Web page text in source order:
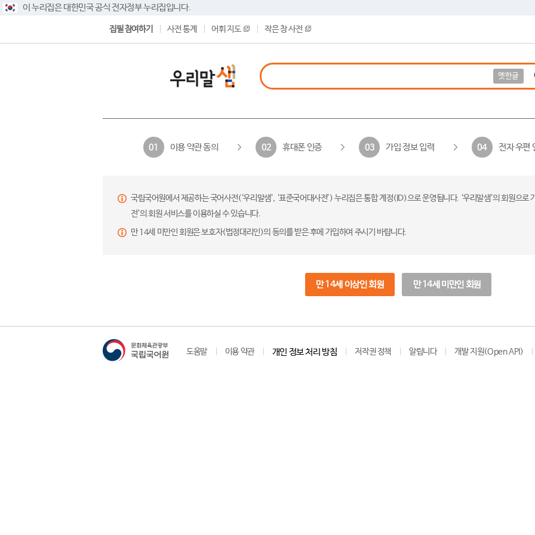
이 누리집은 대한민국 공식 전자정부 누리집입니다.
집필 참여하기 사전 통계 어휘 지도 작은 창 사전
옛한글
01 이용 약관 동의 02 휴대폰 인증 03 가입 정보 입력 04 전자 우편
국립국어원에서 제공하는 국어사전(‘우리말샘’, ‘표준국어대사전’) 누리집은 통합 계정(ID)으로 운영됩니다. ‘우리말샘’의 회원으
전’의 회원 서비스를 이용하실 수 있습니다.
만 14세 미만인 회원은 보호자(법정대리인)의 동의를 받은 후에 가입하여 주시기 바랍니다.
만 14세 이상인 회원 만 14세 미만인 회원
도움말 이용 약관 개인 정보 처리 방침 저작권 정책 알립니다 개발 지원(Open API)